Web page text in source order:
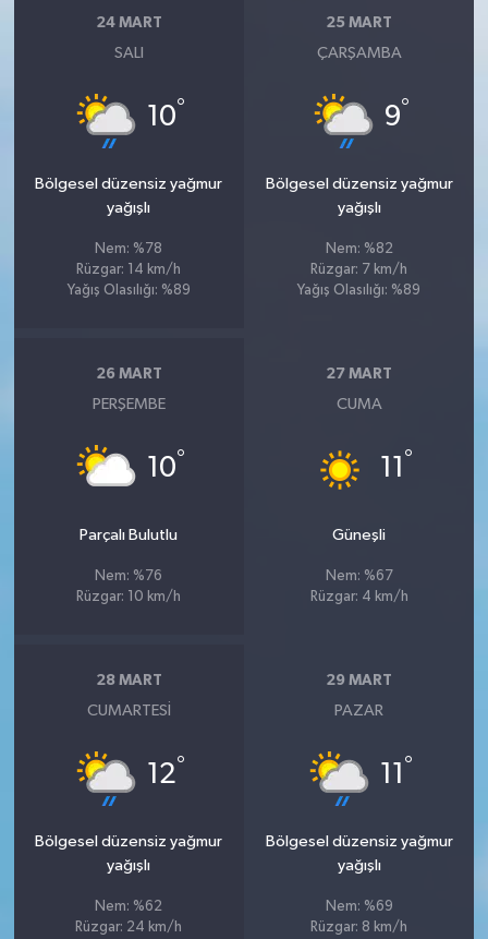
24 MART
SALI
10°
Bölgesel düzensiz yağmur
yağışlı
Nem: %78
Rüzgar: 14 km/h
Yağış Olasılığı: %89
25 MART
ÇARŞAMBA
9°
Bölgesel düzensiz yağmur
yağışlı
Nem: %82
Rüzgar: 7 km/h
Yağış Olasılığı: %89
26 MART
PERŞEMBE
10°
Parçalı Bulutlu
Nem: %76
Rüzgar: 10 km/h
27 MART
CUMA
11 °
Güneşli
Nem: %67
Rüzgar: 4 km/h
28 MART
CUMARTESI
12°
Bölgesel düzensiz yağmur
yağışlı
Nem: %62
Rüzgar: 24 km/h
29 MART
PAZAR
11 °
Bölgesel düzensiz yağmur
yağışlı
Nem: %69
Rüzgar: 8 km/h